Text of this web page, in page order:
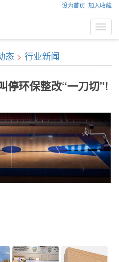
设为首页 加入收藏
态 > 行业新闻
停环保整改“一刀切”!